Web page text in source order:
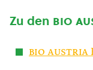
Zu den bio
bio austria